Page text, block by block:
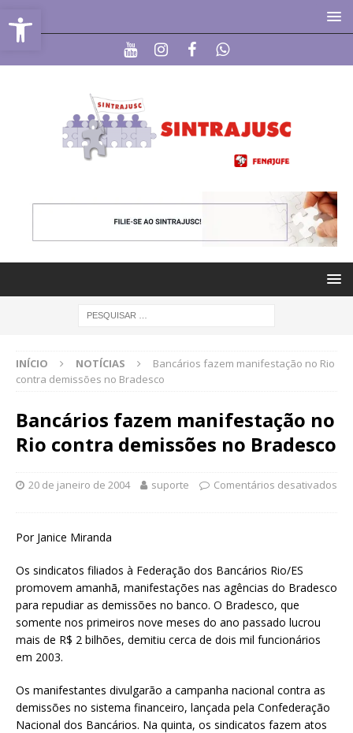
Abrir a barra de ferramentas
INÍCIO NOTÍCIAS
Bancários fazem manifestação no Rio
contra demissões no Bradesco
Bancários fazem manifestação no
Rio contra demissões no Bradesco
20 de janeiro de 2004 suporte Comentários desativados
Por Janice Miranda
Os sindicatos filiados à Federação dos Bancários Rio/ES
promovem amanhã, manifestações nas agências do Bradesco
para repudiar as demissões no banco. O Bradesco, que
somente nos primeiros nove meses do ano passado lucrou
mais de R$ 2 bilhões, demitiu cerca de dois mil funcionários
em 2003.
Os manifestantes divulgarão a campanha nacional contra as
demissões no sistema financeiro, lançada pela Confederação
Nacional dos Bancários. Na quinta, os sindicatos fazem atos